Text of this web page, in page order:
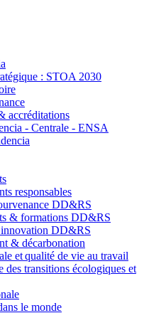
: STOA 2030
accréditations
- Centrale - ENSA
responsables
DD&RS
& formations DD&RS
DD&RS
& décarbonation
et qualité de vie au travail
des transitions écologiques et
le monde